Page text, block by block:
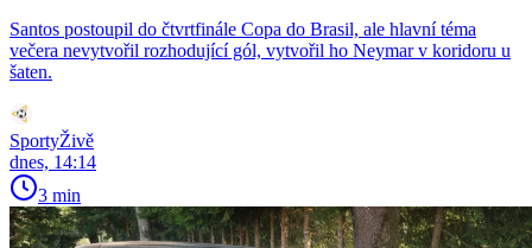
Santos postoupil do čtvrtfinále Copa do Brasil, ale hlavní téma
večera nevytvořil rozhodující gól, vytvořil ho Neymar v koridoru u
šaten.
SportyŽivě
dnes, 14:14
3 min